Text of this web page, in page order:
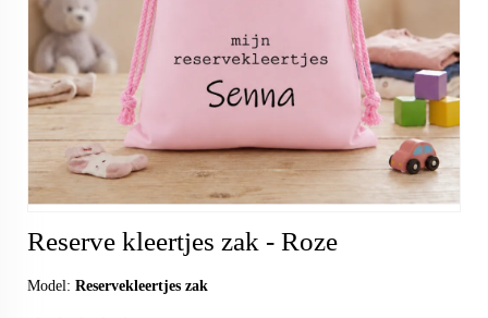
Reserve kleertjes zak - Roze
Model: Reservekleertjes zak